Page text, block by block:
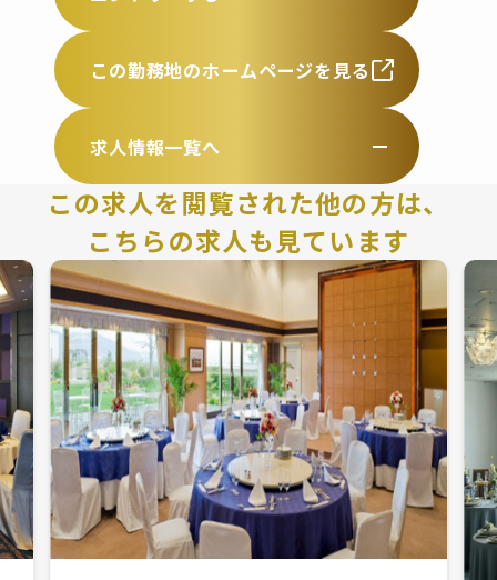
この勤務地のホームページを見る
求人情報一覧へ
この求人を閲覧された他の方は、
こちらの求人も見ています